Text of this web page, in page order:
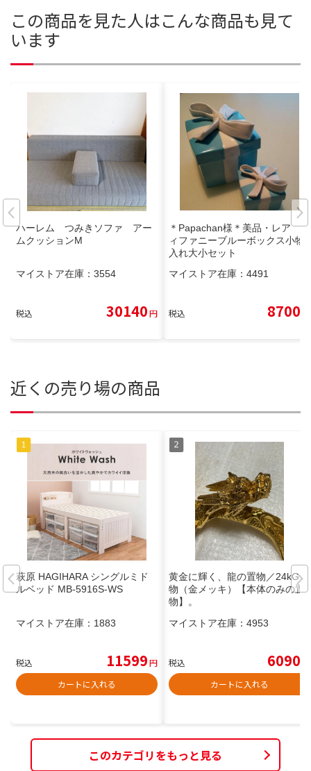
この商品を見た人はこんな商品も見て
います
ハーレム つみきソファ アー
ムクッションM
マイストア在庫： 3554
税込 30140円
＊Papachan様＊美品・レア テ
ィファニーブルーボックス小物
入れ大小セット
マイストア在庫： 4491
税込 8700
近くの売り場の商品
萩原 HAGIHARA シングルミド
ルベッド MB-5916S-WS
マイストア在庫： 1883
税込 11599円
カートに入れる
黄金に輝く、龍の置物／24kGP
物（金メッキ）【本体のみの置
物】。
マイストア在庫： 4953
税込 6090
カートに入れる
このカテゴリをもっと見る